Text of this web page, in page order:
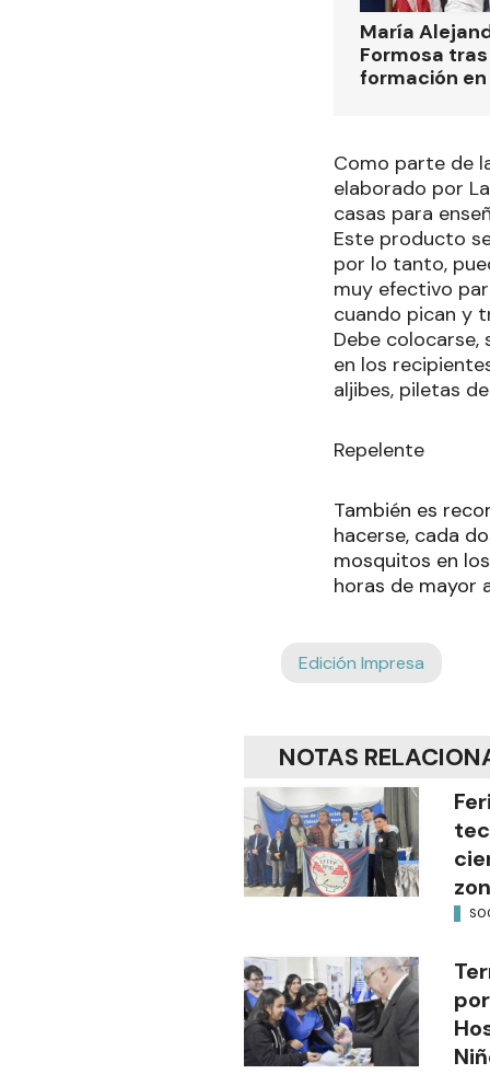
María
Formosa
formación
Como parte de
elaborado por
casas para
Este producto
por lo tanto,
muy efectivo
cuando pican y
Debe colocarse,
en los
aljibes, piletas
Repelente
También es
hacerse, cada
mosquitos en
horas de mayor
Edición Impresa
NOTAS